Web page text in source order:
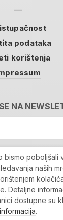
podataka
korištenja
NA
podaci
slanja
PRIJAVI SE
bismo poboljšali
naših
Detaljne
dostupne su
informacija.